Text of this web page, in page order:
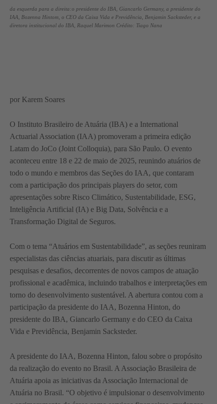
da esquerda para a direita:o presidente do IBA, Giancarlo Germany, a presidente do
IAA, Bozenna Hintom, o CEO da Caixa Vida e Previdência, Benjamin Sacksteder, e a
diretora institucional do IBA, Raquel Marimon Crédito: Tiago Nana
por Karem Soares
O Instituto Brasileiro de Atuária (IBA) e a International
Actuarial Association (IAA) promoveram a primeira edição
Latam do JoCo (Joint Colloquia), para São Paulo. O evento
aconteceu entre 18 e 22 de maio de 2025, reunindo atuários de
todo o mundo e membros das Seções do IAA, que contaram
com a participação dos principais players do setor, com
apresentações sobre Risco Climático, Sustentabilidade, ESG,
Inteligência Artificial (IA) e Big Data, Solvência e a
Transformação Digital de Seguros.
Com o tema “Atuários em Sustentabilidade”, as seções reuniram
especialistas das ciências atuariais, para discutir as últimas
pesquisas e desafios, decorrentes de novos campos de atuação
profissional e acadêmica, incluindo trabalhos e interpretações em
torno do desenvolvimento sustentável. A abertura contou com a
participação da presidente do IAA, Bozenna Hinton, do
presidente do IBA, Giancarlo Germany e do CEO da Caixa
Vida e Previdência, Benjamin Sacksteder.
A presidente do IAA, Bozenna Hinton, falou sobre o propósito
da realização do evento no Brasil. A Associação Brasileira de
Atuária apoia as iniciativas da Associação Internacional de
Atuária no Brasil. “O objetivo é impulsionar o desenvolvimento